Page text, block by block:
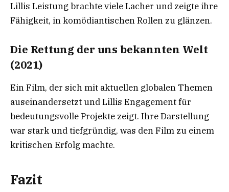
Lillis Leistung brachte viele Lacher und zeigte ihre
Fähigkeit, in komödiantischen Rollen zu glänzen.
Die Rettung der uns bekannten Welt
(2021)
Ein Film, der sich mit aktuellen globalen Themen
auseinandersetzt und Lillis Engagement für
bedeutungsvolle Projekte zeigt. Ihre Darstellung
war stark und tiefgründig, was den Film zu einem
kritischen Erfolg machte.
Fazit